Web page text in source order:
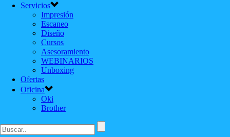
Servicios
Impresión
Escaneo
Diseño
Cursos
Asesoramiento
WEBINARIOS
Unboxing
Ofertas
Oficina
Oki
Brother